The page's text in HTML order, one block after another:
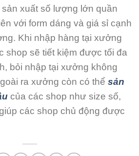
xuất số lượng lớn quần
với form dáng và giá sỉ cạnh
Khi nhập hàng tại xưởng
shop sẽ tiết kiệm được tối đa
bỏi nhập tại xưởng không
ra xưởng còn có thể sản
của các shop như size số,
các shop chủ động được